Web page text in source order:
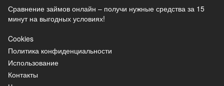
Сравнение займов онлайн – получи нужные средства за 15
минут на выгодных условиях!
Cookies
Политика конфиденциальности
Использование
Контакты